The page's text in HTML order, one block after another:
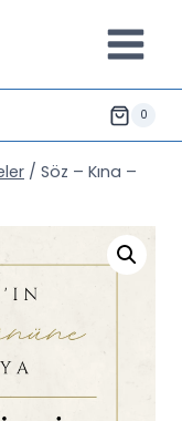
0
/ Söz – Kına –